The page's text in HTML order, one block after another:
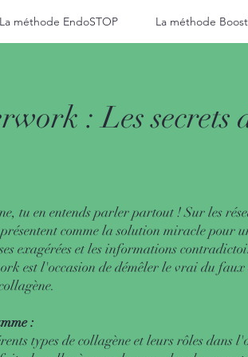
La méthode EndoSTOP La méthode
: Les secrets
tu en entends parler partout ! Sur les
comme la solution miracle pour
exagérées et les informations
est l'occasion de démêler le vrai du
:
types de collagène et leurs rôles dans